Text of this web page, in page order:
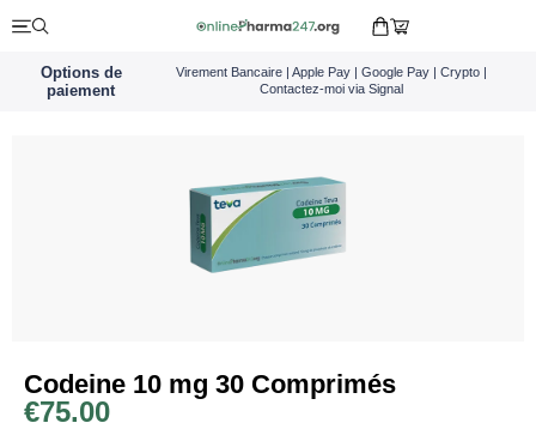
Options de
paiement
Virement Bancaire | Apple Pay | Google Pay | Crypto |
Contactez-moi via Signal
Codeine 10 mg 30 Comprimés
€75.00